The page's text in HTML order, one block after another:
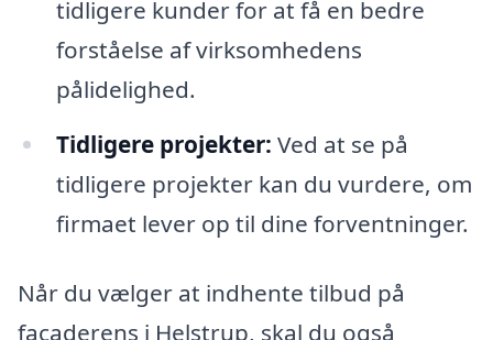
tidligere kunder for at få en bedre
forståelse af virksomhedens
pålidelighed.
Tidligere projekter: Ved at se på
tidligere projekter kan du vurdere, om
firmaet lever op til dine forventninger.
Når du vælger at indhente tilbud på
facaderens i Helstrup, skal du også